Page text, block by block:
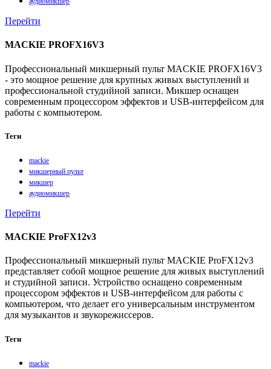
Перейти
MACKIE PROFX16V3
Профессиональный микшерный пульт MACKIE PROFX16V3
- это мощное решение для крупных живых выступлений и
профессиональной студийной записи. Микшер оснащен
современным процессором эффектов и USB-интерфейсом для
работы с компьютером.
Теги
mackie
микшерный пульт
микшер
аудиомикшер
Перейти
MACKIE ProFX12v3
Профессиональный микшерный пульт MACKIE ProFX12v3
представляет собой мощное решение для живых выступлений
и студийной записи. Устройство оснащено современным
процессором эффектов и USB-интерфейсом для работы с
компьютером, что делает его универсальным инструментом
для музыкантов и звукорежиссеров.
Теги
mackie